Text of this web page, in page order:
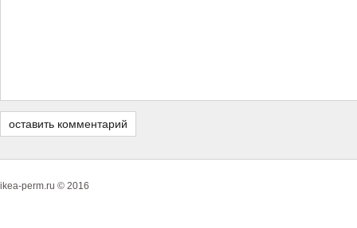
ikea-perm.ru © 2016